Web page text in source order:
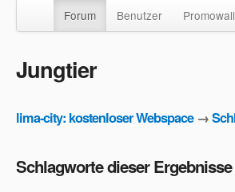
Forum Benutzer Promowall
Jungtier
lima-city: kostenloser Webspace→
Schlagworte dieser Ergebnisse